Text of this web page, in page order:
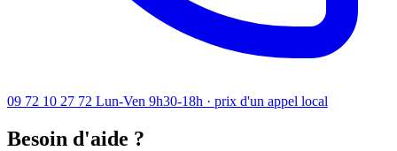
09 72 10 27 72 Lun-Ven 9h30-18h · prix d'un appel local
Besoin d'aide ?